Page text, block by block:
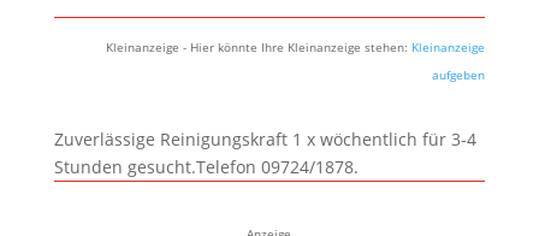
Kleinanzeige - Hier könnte Ihre Kleinanzeige stehen: Kleinanzeige
aufgeben
Zuverlässige Reinigungskraft 1 x wöchentlich für 3-4
Stunden gesucht.Telefon 09724/1878.